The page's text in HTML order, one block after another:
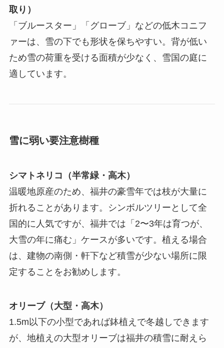
取り）
「ブルースター」「グローブ」などの低木コニフ
ァーは、雪の下でも形状を保ちやすい。背が低い
ため雪の荷重を受ける面積が少なく、雪国の庭に
適しています。
雪に弱い要注意樹種
シマトネリコ（半常緑・高木）
温暖地原産のため、福井の豪雪年では枝が大量に
折れることがあります。シンボルツリーとして全
国的に人気ですが、福井では「2〜3年は育つが、
大雪の年に痛む」ケースが多いです。植える場合
は、建物の南側・軒下など積雪が少ない場所に限
定することをお勧めします。
オリーブ（大型・高木）
1.5m以下の小型であれば鉢植えで冬越しできます
が、地植えの大型オリーブは福井の積雪に耐えら